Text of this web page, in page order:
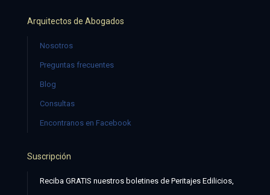
Arquitectos de Abogados
Nosotros
Preguntas frecuentes
Blog
Consultas
Encontranos en Facebook
Suscripción
Reciba GRATIS nuestros boletines de Peritajes Edilicios,